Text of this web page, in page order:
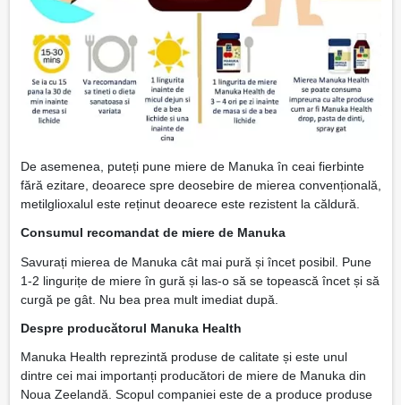
De asemenea, puteți pune miere de Manuka în ceai fierbinte
fără ezitare, deoarece spre deosebire de mierea convențională,
metilglioxalul este reținut deoarece este rezistent la căldură.
Consumul recomandat de miere de Manuka
Savurați mierea de Manuka cât mai pură și încet posibil. Pune
1-2 lingurițe de miere în gură și las-o să se topească încet și să
curgă pe gât. Nu bea prea mult imediat după.
Despre producătorul Manuka Health
Manuka Health reprezintă produse de calitate și este unul
dintre cei mai importanți producători de miere de Manuka din
Noua Zeelandă. Scopul companiei este de a produce produse